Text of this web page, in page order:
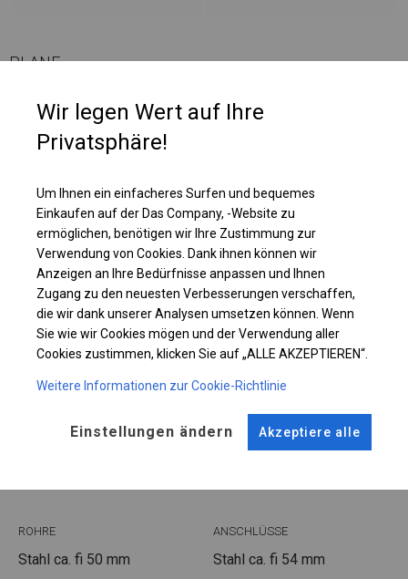
PLANE
Każda ze ścian jest wyposażona we wbudowaną siatkę przepuszczającą
powietrze. Nad każdym z takich siateczkowych okien znajduje się roleta,
która na całej długości posiada rzepy. Rzepy te, po rozwinięciu rolety
namioty z takimi ściankami można wykorzystywać w dwojaki sposób - i
jako namioty imprezowe czy ogrodowe, ustawiając w środku stoliki i
krzesła, i jako składziki do magazynowania.
Einzelheiten ansehen
Plane ändern
KONSTRUKTION
ROHRE
Stahl ca. fi 50 mm
ANSCHLÜSSE
Stahl ca. fi 54 mm
Wir legen Wert auf Ihre
Privatsphäre!
Um Ihnen ein einfacheres Surfen und bequemes
Einkaufen auf der Das Company, -Website zu
ermöglichen, benötigen wir Ihre Zustimmung zur
Verwendung von Cookies. Dank ihnen können wir
Anzeigen an Ihre Bedürfnisse anpassen und Ihnen
Zugang zu den neuesten Verbesserungen verschaffen,
die wir dank unserer Analysen umsetzen können. Wenn
Sie wie wir Cookies mögen und der Verwendung aller
Cookies zustimmen, klicken Sie auf „ALLE AKZEPTIEREN“.
Weitere Informationen zur Cookie-Richtlinie
Einstellungen ändern Akzeptiere alle